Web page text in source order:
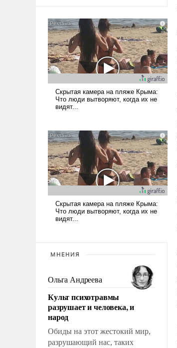
МНЕНИЯ
Ольга Андреева
Культ психотравмы
разрушает и человека, и
народ
Обиды на этот жестокий мир,
разрушающий нас, таких